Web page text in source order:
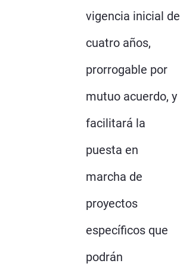
vigencia inicial de
cuatro años,
prorrogable por
mutuo acuerdo, y
facilitará la
puesta en
marcha de
proyectos
específicos que
podrán